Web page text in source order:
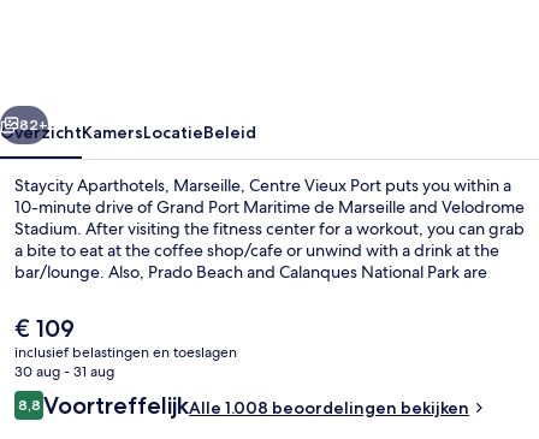
Volgende
82+
OverzichtKamersLocatieBeleid
Staycity Aparthotels, Marseille, Centre Vieux Port puts you within a
10-minute drive of Grand Port Maritime de Marseille and Velodrome
Stadium. After visiting the fitness center for a workout, you can grab
a bite to eat at the coffee shop/cafe or unwind with a drink at the
bar/lounge. Also, Prado Beach and Calanques National Park are
property is just a short walk to public transportation: Colbert Metro
Station is steps away and Jules Guesde Station is 3 minutes.
De
huidige
prijs
is
€ 109
€ 109
inclusief belastingen en toeslagen
30 aug - 31 aug
Beoordelingen
8,88,8 op 10 –
VoortreffelijkAlle 1.008 beoordelingen bekijken